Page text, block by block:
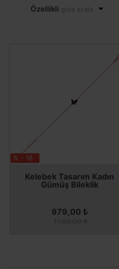
Özellikli göre sırala
% - 18
Kelebek Tasarım Kadın
Gümüş Bileklik
SEPETE EKLE
979,00 ₺
SEPETE EKLE